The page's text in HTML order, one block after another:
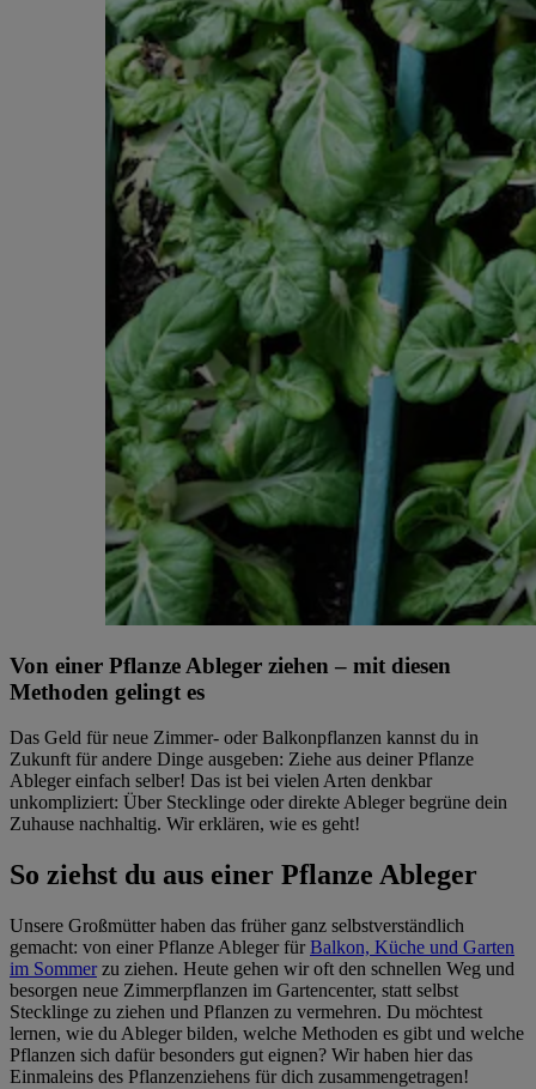
Von einer Pflanze Ableger ziehen – mit diesen
Methoden gelingt es
Das Geld für neue Zimmer- oder Balkonpflanzen kannst du in
Zukunft für andere Dinge ausgeben: Ziehe aus deiner Pflanze
Ableger einfach selber! Das ist bei vielen Arten denkbar
unkompliziert: Über Stecklinge oder direkte Ableger begrüne dein
Zuhause nachhaltig. Wir erklären, wie es geht!
So ziehst du aus einer Pflanze Ableger
Unsere Großmütter haben das früher ganz selbstverständlich
gemacht: von einer Pflanze Ableger fürBalkon, Küche und Garten
im Sommerzu ziehen. Heute gehen wir oft den schnellen Weg und
besorgen neue Zimmerpflanzen im Gartencenter, statt selbst
Stecklinge zu ziehen und Pflanzen zu vermehren. Du möchtest
lernen, wie du Ableger bilden, welche Methoden es gibt und welche
Pflanzen sich dafür besonders gut eignen? Wir haben hier das
Einmaleins des Pflanzenziehens für dich zusammengetragen!